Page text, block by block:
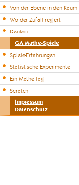
Von der Ebene in den Raum
Wo der Zufall regiert
Denken
GA Mathe-Spiele
Spiele-Erfahrungen
Statistische Experimente
Ein Mathe-Tag
Scratch
Impressum
Datenschutz